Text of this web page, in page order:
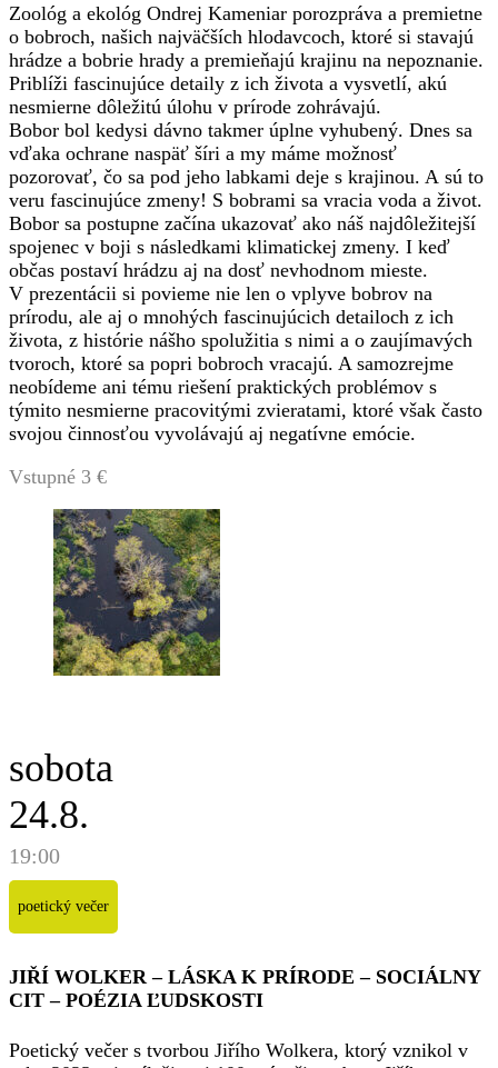
Zoológ a ekológ Ondrej Kameniar porozpráva a premietne
o bobroch, našich najväčších hlodavcoch, ktoré si stavajú
hrádze a bobrie hrady a premieňajú krajinu na nepoznanie.
Priblíži fascinujúce detaily z ich života a vysvetlí, akú
nesmierne dôležitú úlohu v prírode zohrávajú.
Bobor bol kedysi dávno takmer úplne vyhubený. Dnes sa
vďaka ochrane naspäť šíri a my máme možnosť
pozorovať, čo sa pod jeho labkami deje s krajinou. A sú to
veru fascinujúce zmeny! S bobrami sa vracia voda a život.
Bobor sa postupne začína ukazovať ako náš najdôležitejší
spojenec v boji s následkami klimatickej zmeny. I keď
občas postaví hrádzu aj na dosť nevhodnom mieste.
V prezentácii si povieme nie len o vplyve bobrov na
prírodu, ale aj o mnohých fascinujúcich detailoch z ich
života, z histórie nášho spolužitia s nimi a o zaujímavých
tvoroch, ktoré sa popri bobroch vracajú. A samozrejme
neobídeme ani tému riešení praktických problémov s
týmito nesmierne pracovitými zvieratami, ktoré však často
svojou činnosťou vyvolávajú aj negatívne emócie.
Vstupné 3 €
sobota
24.8.
19:00
poetický večer
JIŘÍ WOLKER – LÁSKA K PRÍRODE – SOCIÁLNY
CIT – POÉZIA ĽUDSKOSTI
Poetický večer s tvorbou Jiřího Wolkera, ktorý vznikol v